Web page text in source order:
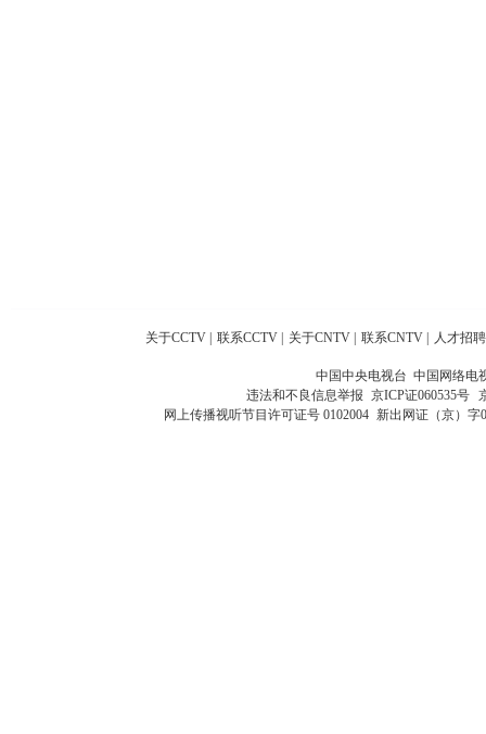
关于CCTV 联系CCTV 关于CNTV 联系CNTV 人才招聘
中国中央电视台 中国网络电
违法和不良信息举报 京ICP证060535号
网上传播视听节目许可证号 0102004 新出网证（京）